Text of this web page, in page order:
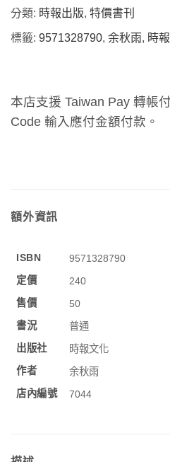
分類: 時報出版, 特價書刊
標籤: 9571328790, 余秋雨, 時
本店支援 Taiwan Pay 轉帳
Code 輸入應付金額付款。
額外資訊
ISBN
9571328790
定價
240
售價
50
書況
普通
出版社
時報文化
作者
余秋雨
店內編號
7044